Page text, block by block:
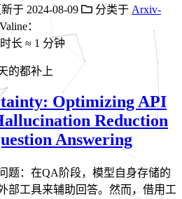
新于 2024-08-09 分类于 Arxiv-
Valine：
长 ≈ 1 分钟
的都补上
Optimizing API
Reduction
Answering
题：在QA阶段，模型自身存储的
部工具来辅助回答。然而，借用工